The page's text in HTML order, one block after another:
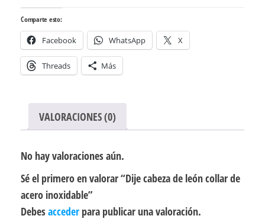
Comparte esto:
Facebook WhatsApp X
Threads Más
VALORACIONES (0)
No hay valoraciones aún.
Sé el primero en valorar “Dije cabeza de león collar de
acero inoxidable”
Debesacceder para publicar una valoración.